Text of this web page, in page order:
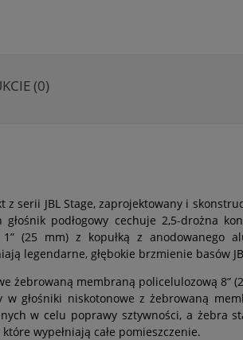
(0)
z serii JBL Stage, zaprojektowany i
podłogowy cechuje 2,5-drożna
1” (25 mm) z kopułką z
legendarne, głębokie brzmienie basów
żebrowaną membraną policelulozową 8”
w głośniki niskotonowe z żebrowaną
w celu poprawy sztywności, a żebra
wypełniają całe pomieszczenie.